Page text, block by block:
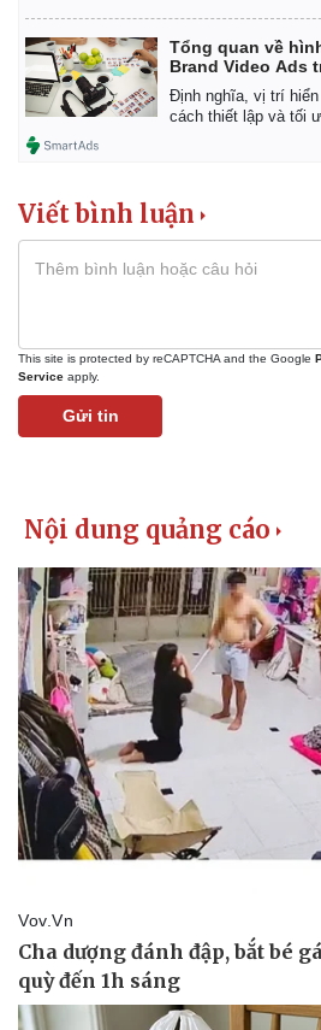
Kinh tế
Tỷ
Tổng quan về
Brand Video Ads
Định nghĩa, vị trí hiển
cách thiết lập và tối
Viết bình luận
This site is protected by reCAPTCHA and the Google
Service apply.
Gửi tin